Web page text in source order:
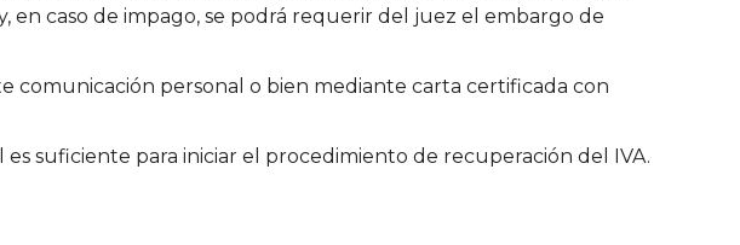
caso de impago, se podrá requerir del juez el embargo de
personal o bien mediante carta certificada con
suficiente para iniciar el procedimiento de recuperación del IVA.